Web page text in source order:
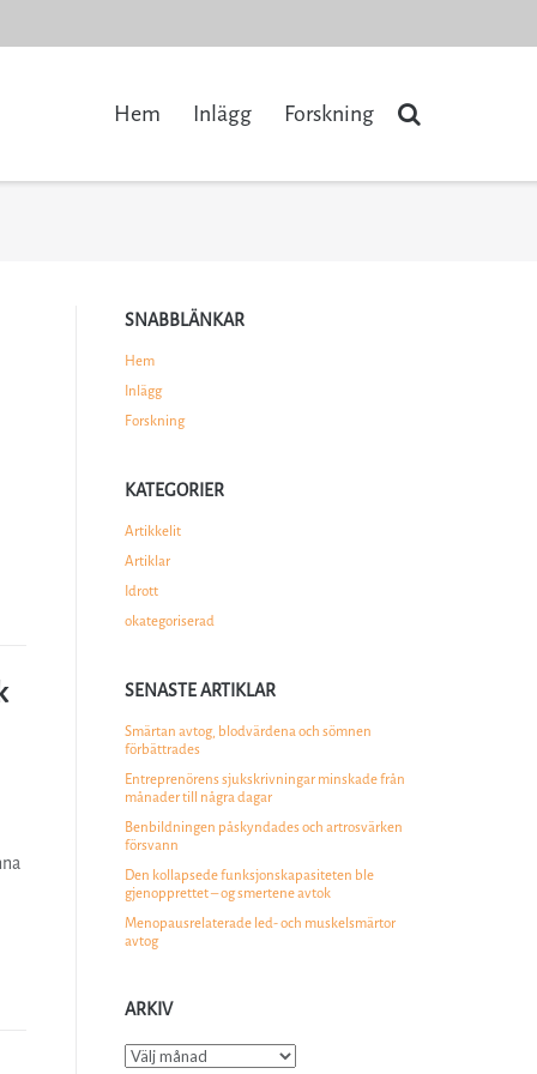
Hem Inlägg Forskning
SNABBLÄNKAR
Hem
Inlägg
Forskning
KATEGORIER
Artikkelit
Artiklar
Idrott
okategoriserad
SENASTE ARTIKLAR
Smärtan avtog, blodvärdena och sömnen
förbättrades
Entreprenörens sjukskrivningar minskade från
månader till några dagar
Benbildningen påskyndades och artrosvärken
försvann
Den kollapsede funksjonskapasiteten ble
gjenopprettet – og smertene avtok
Menopausrelaterade led- och muskelsmärtor
avtog
ARKIV
Arkiv